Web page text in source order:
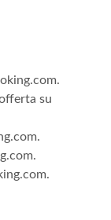
su